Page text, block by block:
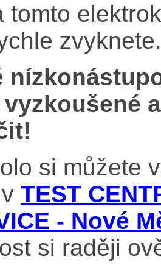
tomto
zvyknete.
si můžete
TEST
- Nové
si raději